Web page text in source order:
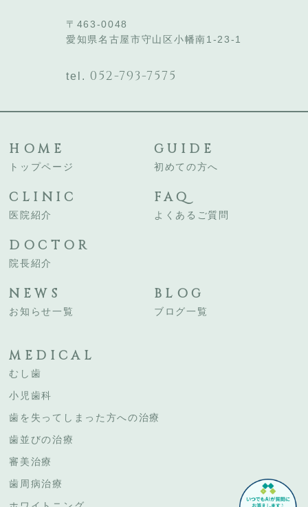
〒463-0048
愛知県名古屋市守山区小幡南1-23-1
tel. 052-793-7575
HOME
トップページ
CLINIC
医院紹介
DOCTOR
院長紹介
GUIDE
初めての方へ
FAQ
よくあるご質問
NEWS
お知らせ一覧
BLOG
ブログ一覧
MEDICAL
むし歯
小児歯科
歯を失ってしまった方への治療
歯並びの治療
審美治療
歯周病治療